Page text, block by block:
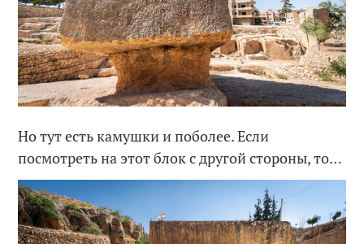
Но тут есть камушки и поболее. Если
посмотреть на этот блок с другой стороны, то…